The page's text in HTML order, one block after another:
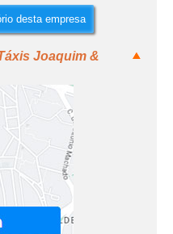
desta empresa
Joaquim &